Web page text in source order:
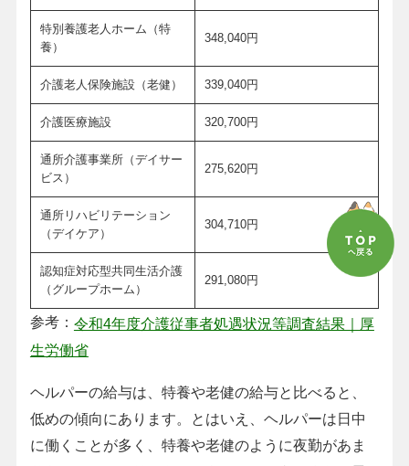
特別養護老人ホーム（特
養）
348,040円
介護老人保険施設（老健） 339,040円
介護医療施設 320,700円
通所介護事業所（デイサー
ビス）
275,620円
通所リハビリテーション
（デイケア）
304,710円
認知症対応型共同生活介護
（グループホーム）
291,080円
参考： 令和4年度介護従事者処遇状況等調査結果｜厚
生労働省
ヘルパーの給与は、特養や老健の給与と比べると、
低めの傾向にあります。とはいえ、ヘルパーは日中
に働くことが多く、特養や老健のように夜勤があま